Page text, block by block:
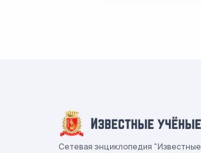
Сетевая энциклопедия "Известные